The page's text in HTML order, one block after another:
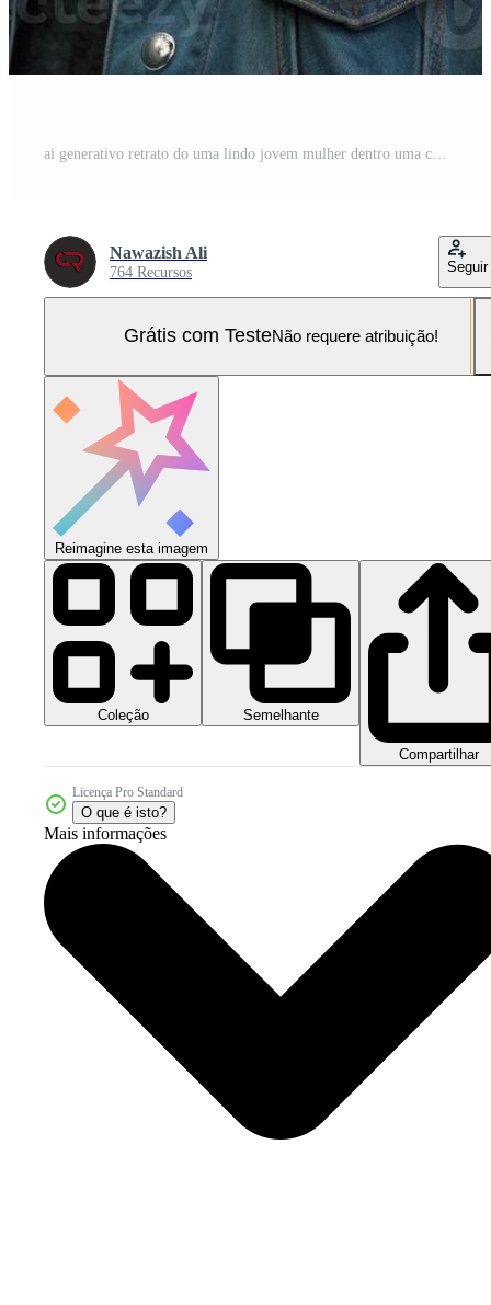
Nawazish Ali
764 Recursos Seguir
Grátis com TesteNão requere atribuição!
Reimagine esta imagem
Coleção Semelhante
Compartilhar
Licença Pro Standard
O que é isto?
Mais informações